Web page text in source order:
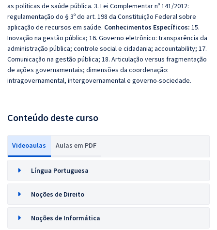
as políticas de saúde pública. 3. Lei Complementar nº 141/2012:
regulamentação do § 3º do art. 198 da Constituição Federal sobre
aplicação de recursos em saúde. Conhecimentos Específicos: 15.
Inovação na gestão pública; 16. Governo eletrônico: transparência da
administração pública; controle social e cidadania; accountability; 17.
Comunicação na gestão pública; 18. Articulação versus fragmentação
de ações governamentais; dimensões da coordenação:
intragovernamental, intergovernamental e governo-sociedade.
Conteúdo deste curso
Videoaulas Aulas em PDF
Língua Portuguesa
Noções de Direito
Noções de Informática